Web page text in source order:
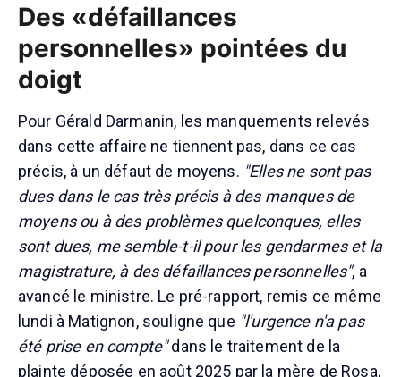
Des «défaillances
personnelles» pointées du
doigt
Pour Gérald Darmanin, les manquements relevés
dans cette affaire ne tiennent pas, dans ce cas
précis, à un défaut de moyens. "Elles ne sont pas
dues dans le cas très précis à des manques de
moyens ou à des problèmes quelconques, elles
sont dues, me semble-t-il pour les gendarmes et la
magistrature, à des défaillances personnelles", a
avancé le ministre. Le pré-rapport, remis ce même
lundi à Matignon, souligne que "l'urgence n'a pas
été prise en compte"dans le traitement de la
plainte déposée en août 2025 par la mère de Rosa,